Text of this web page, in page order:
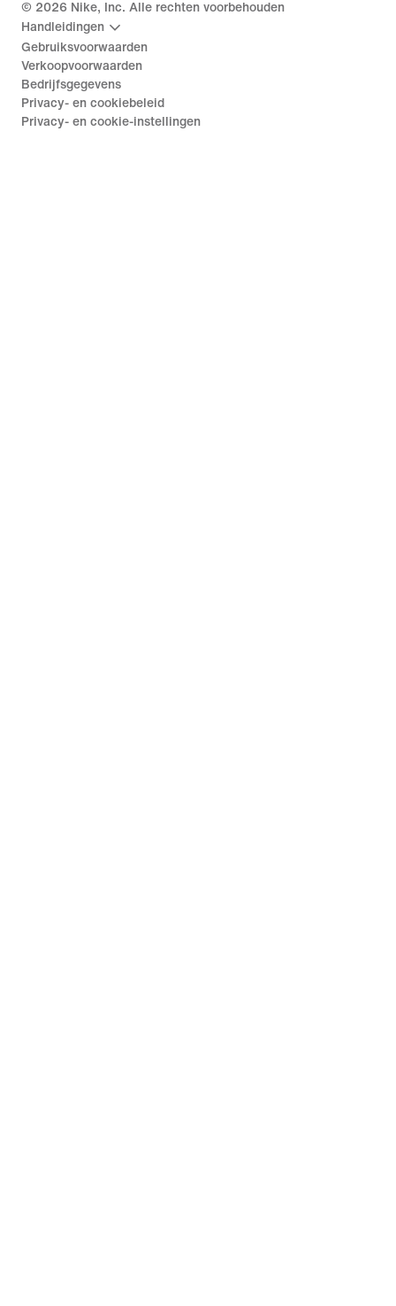
© 2026 Nike, Inc. Alle rechten voorbehouden
Handleidingen
Gebruiksvoorwaarden
Verkoopvoorwaarden
Bedrijfsgegevens
Privacy- en cookiebeleid
Privacy- en cookie-instellingen